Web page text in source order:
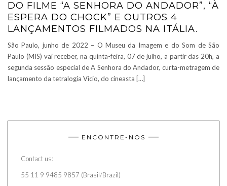
DO FILME “A SENHORA DO ANDADOR”, “À
ESPERA DO CHOCK” E OUTROS 4
LANÇAMENTOS FILMADOS NA ITÁLIA.
São Paulo, junho de 2022 – O Museu da Imagem e do Som de São
Paulo (MIS) vai receber, na quinta-feira, 07 de julho, a partir das 20h, a
segunda sessão especial de A Senhora do Andador, curta-metragem de
lançamento da tetralogia Vício, do cineasta […]
ENCONTRE-NOS
Contact us:
55 11 9 9485 9857 (Brasil/Brazil)